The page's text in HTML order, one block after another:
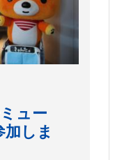
ュー
しま